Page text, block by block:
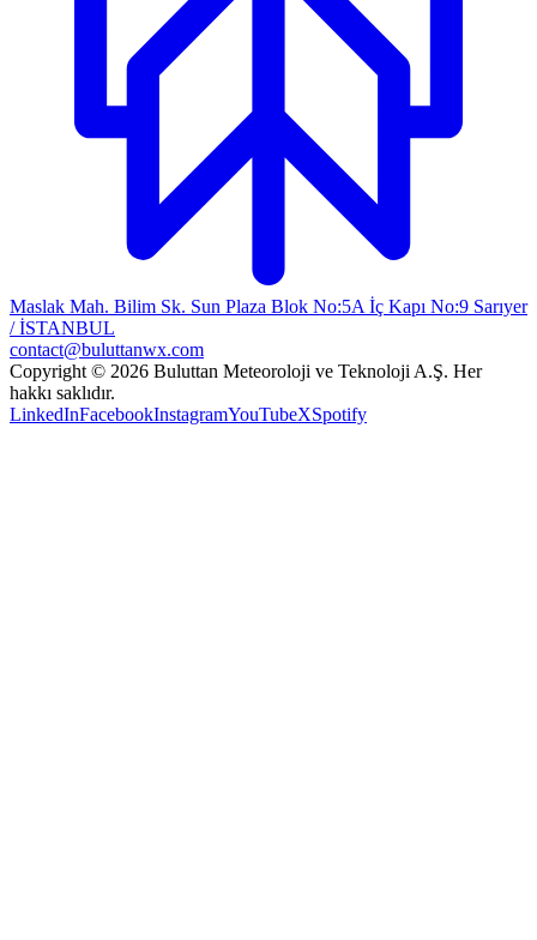
Maslak Mah. Bilim Sk. Sun Plaza Blok No:5A İç Kapı No:9 Sarıyer
/ İSTANBUL
contact@buluttanwx.com
Copyright © 2026 Buluttan Meteoroloji ve Teknoloji A.Ş. Her
hakkı saklıdır.
LinkedInFacebookInstagramYouTubeXSpotify